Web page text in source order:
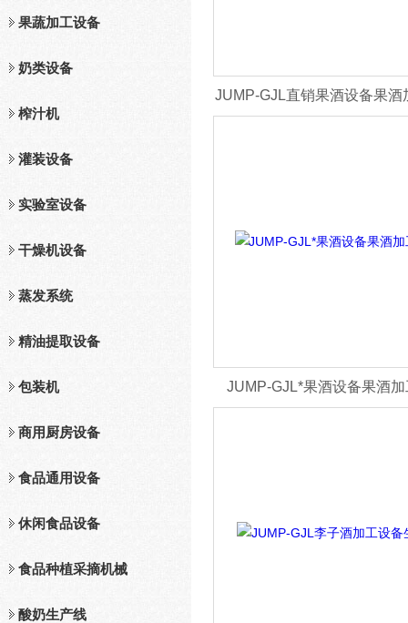
果蔬加工设备
奶类设备
榨汁机
灌装设备
实验室设备
干燥机设备
蒸发系统
精油提取设备
包装机
商用厨房设备
食品通用设备
休闲食品设备
食品种植采摘机械
酸奶生产线
JUMP-GJL直销果酒设备果酒
生产线
JUMP-GJL*果酒设备果酒